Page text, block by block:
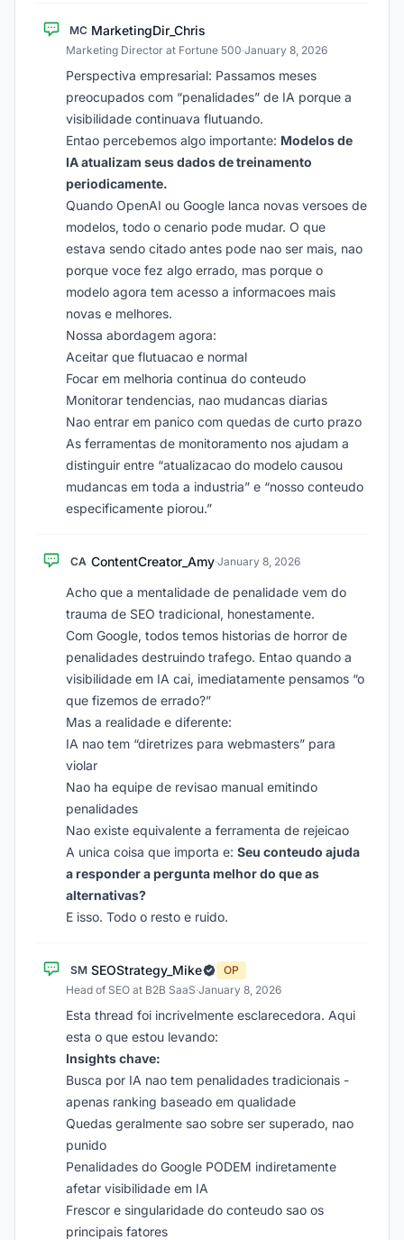
MC MarketingDir_Chris
Marketing Director at Fortune 500·January 8, 2026
Perspectiva empresarial: Passamos meses
preocupados com “penalidades” de IA porque a
visibilidade continuava flutuando.
Entao percebemos algo importante: Modelos de
IA atualizam seus dados de treinamento
periodicamente.
Quando OpenAI ou Google lanca novas versoes de
modelos, todo o cenario pode mudar. O que
estava sendo citado antes pode nao ser mais, nao
porque voce fez algo errado, mas porque o
modelo agora tem acesso a informacoes mais
novas e melhores.
Nossa abordagem agora:
Aceitar que flutuacao e normal
Focar em melhoria continua do conteudo
Monitorar tendencias, nao mudancas diarias
Nao entrar em panico com quedas de curto prazo
As ferramentas de monitoramento nos ajudam a
distinguir entre “atualizacao do modelo causou
mudancas em toda a industria” e “nosso conteudo
especificamente piorou.”
CA ContentCreator_Amy·January 8, 2026
Acho que a mentalidade de penalidade vem do
trauma de SEO tradicional, honestamente.
Com Google, todos temos historias de horror de
penalidades destruindo trafego. Entao quando a
visibilidade em IA cai, imediatamente pensamos “o
que fizemos de errado?”
Mas a realidade e diferente:
IA nao tem “diretrizes para webmasters” para
violar
Nao ha equipe de revisao manual emitindo
penalidades
Nao existe equivalente a ferramenta de rejeicao
A unica coisa que importa e: Seu conteudo ajuda
a responder a pergunta melhor do que as
alternativas?
E isso. Todo o resto e ruido.
SM SEOStrategy_Mike
OP
Head of SEO at B2B SaaS·January 8, 2026
Esta thread foi incrivelmente esclarecedora. Aqui
esta o que estou levando:
Insights chave:
Busca por IA nao tem penalidades tradicionais -
apenas ranking baseado em qualidade
Quedas geralmente sao sobre ser superado, nao
punido
Penalidades do Google PODEM indiretamente
afetar visibilidade em IA
Frescor e singularidade do conteudo sao os
principais fatores